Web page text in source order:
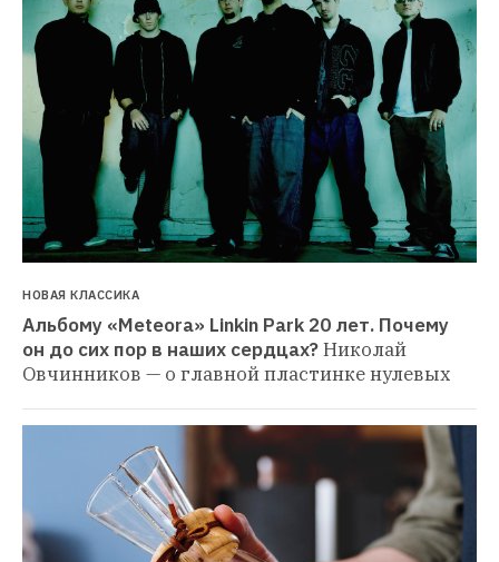
НОВАЯ КЛАССИКА
Альбому «Meteora» Linkin Park 20 лет. Почему
он до сих пор в наших сердцах?Николай
Овчинников — о главной пластинке нулевых